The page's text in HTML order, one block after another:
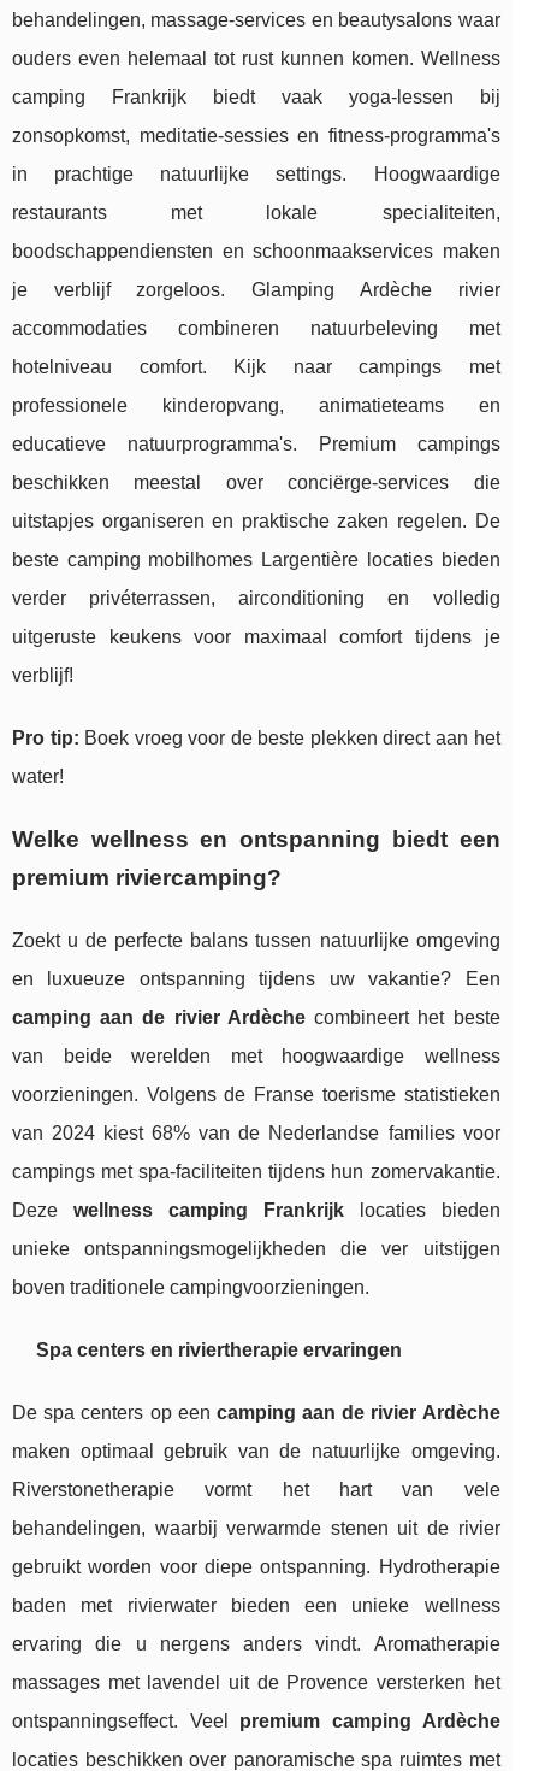
behandelingen, massage-services en beautysalons waar
ouders even helemaal tot rust kunnen komen. Wellness
camping Frankrijk biedt vaak yoga-lessen bij
zonsopkomst, meditatie-sessies en fitness-programma's
in prachtige natuurlijke settings. Hoogwaardige
restaurants met lokale specialiteiten,
boodschappendiensten en schoonmaakservices maken
je verblijf zorgeloos. Glamping Ardèche rivier
accommodaties combineren natuurbeleving met
hotelniveau comfort. Kijk naar campings met
professionele kinderopvang, animatieteams en
educatieve natuurprogramma's. Premium campings
beschikken meestal over conciërge-services die
uitstapjes organiseren en praktische zaken regelen. De
beste camping mobilhomes Largentière locaties bieden
verder privéterrassen, airconditioning en volledig
uitgeruste keukens voor maximaal comfort tijdens je
verblijf!
Pro tip: Boek vroeg voor de beste plekken direct aan het
water!
Welke wellness en ontspanning biedt een
premium riviercamping?
Zoekt u de perfecte balans tussen natuurlijke omgeving
en luxueuze ontspanning tijdens uw vakantie? Een
camping aan de rivier Ardèchecombineert het beste
van beide werelden met hoogwaardige wellness
voorzieningen. Volgens de Franse toerisme statistieken
van 2024 kiest 68% van de Nederlandse families voor
campings met spa-faciliteiten tijdens hun zomervakantie.
Deze wellness camping Frankrijklocaties bieden
unieke ontspanningsmogelijkheden die ver uitstijgen
boven traditionele campingvoorzieningen.
Spa centers en riviertherapie ervaringen
De spa centers op een camping aan de rivier Ardèche
maken optimaal gebruik van de natuurlijke omgeving.
Riverstonetherapie vormt het hart van vele
behandelingen, waarbij verwarmde stenen uit de rivier
gebruikt worden voor diepe ontspanning. Hydrotherapie
baden met rivierwater bieden een unieke wellness
ervaring die u nergens anders vindt. Aromatherapie
massages met lavendel uit de Provence versterken het
ontspanningseffect. Veel premium camping Ardèche
locaties beschikken over panoramische spa ruimtes met